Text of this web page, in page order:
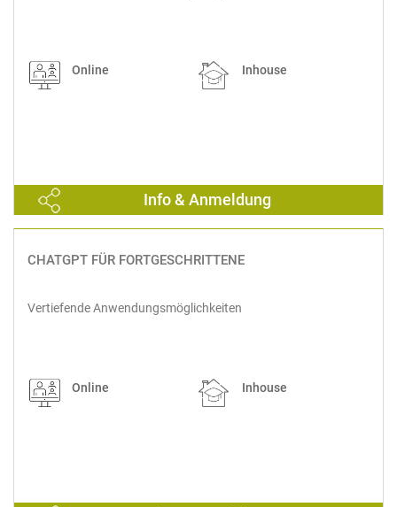
Online Inhouse
Info & Anmeldung
CHATGPT FÜR FORTGESCHRITTENE
Vertiefende Anwendungsmöglichkeiten
Online Inhouse